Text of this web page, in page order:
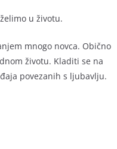
u životu.
mnogo novca. Obično
životu. Kladiti se na
povezanih s ljubavlju.